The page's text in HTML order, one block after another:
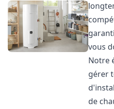
vous
Notre
gérer
de